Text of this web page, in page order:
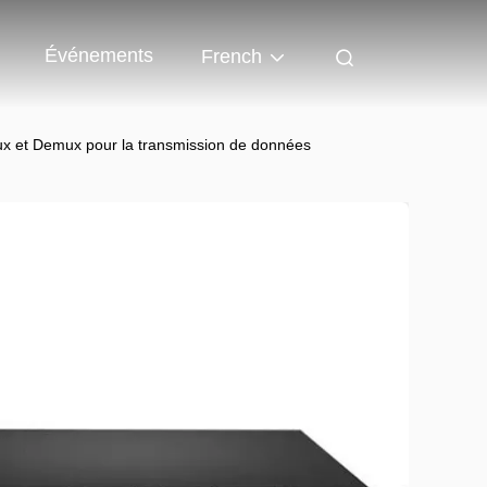
Événements French
et Demux pour la transmission de données